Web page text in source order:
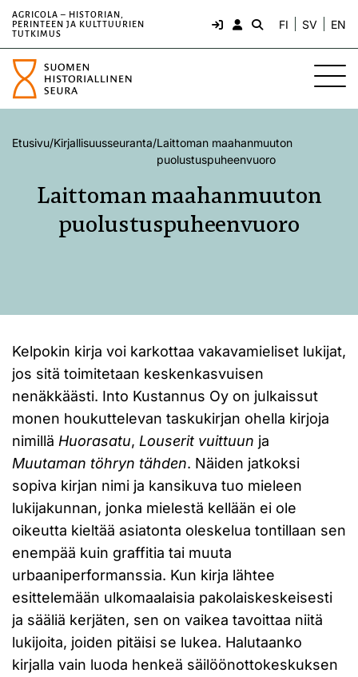
AGRICOLA – HISTORIAN,
PERINTEEN JA KULTTUURIEN
TUTKIMUS
FI SV EN
Etusivu/Kirjallisuusseuranta/Laittoman maahanmuuton
puolustuspuheenvuoro
Laittoman maahanmuuton
puolustuspuheenvuoro
Kelpokin kirja voi karkottaa vakavamieliset lukijat,
jos sitä toimitetaan keskenkasvuisen
nenäkkäästi. Into Kustannus Oy on julkaissut
monen houkuttelevan taskukirjan ohella kirjoja
nimillä Huorasatu, Louserit vuittuun ja
Muutaman töhryn tähden. Näiden jatkoksi
sopiva kirjan nimi ja kansikuva tuo mieleen
lukijakunnan, jonka mielestä kellään ei ole
oikeutta kieltää asiatonta oleskelua tontillaan sen
enempää kuin graffitia tai muuta
urbaaniperformanssia. Kun kirja lähtee
esittelemään ulkomaalaisia pakolaiskeskeisesti
ja sääliä kerjäten, sen on vaikea tavoittaa niitä
lukijoita, joiden pitäisi se lukea. Halutaanko
kirjalla vain luoda henkeä säilöönottokeskuksen